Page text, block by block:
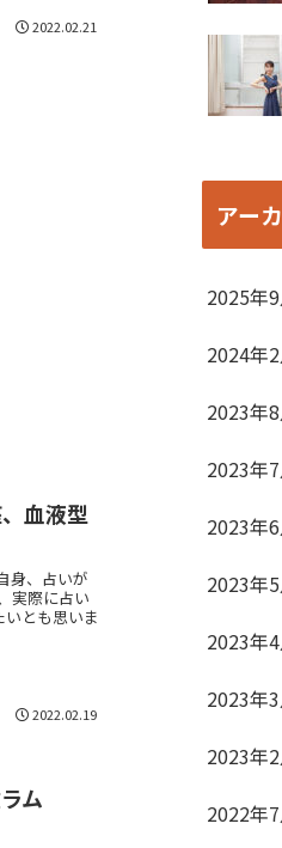
2022.02.21
血液型
身、占いが
実際に占い
とも思いま
2022.02.19
ム
アー
2025年
2024年
2023年
2023年
2023年
2023年
2023年
2023年
2023年
2022年